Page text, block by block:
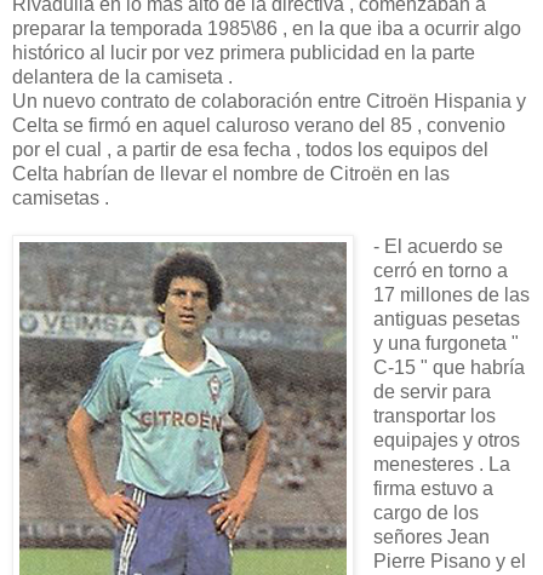
preparar la temporada 1985\86 , en la que iba a ocurrir algo
histórico al lucir por vez primera publicidad en la parte
delantera de la camiseta .
Un nuevo contrato de colaboración entre Citroën Hispania y
Celta se firmó en aquel caluroso verano del 85 , convenio
por el cual , a partir de esa fecha , todos los equipos del
Celta habrían de llevar el nombre de Citroën en las
camisetas .
- El acuerdo se
cerró en torno a
17 millones de las
antiguas pesetas
y una furgoneta "
C-15 " que habría
de servir para
transportar los
equipajes y otros
menesteres . La
firma estuvo a
cargo de los
señores Jean
Pierre Pisano y el